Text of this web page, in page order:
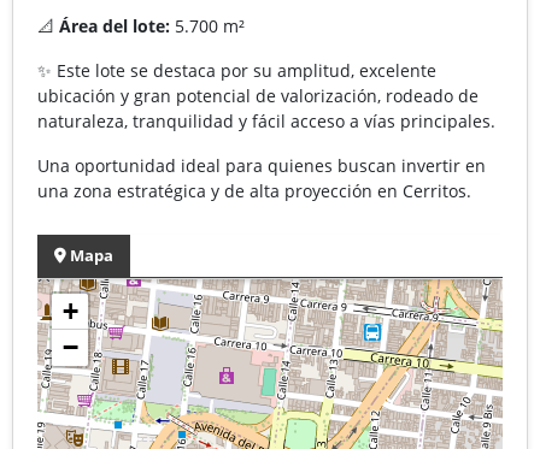
📐 Área del lote: 5.700 m²
✨ Este lote se destaca por su amplitud, excelente
ubicación y gran potencial de valorización, rodeado de
naturaleza, tranquilidad y fácil acceso a vías principales.
Una oportunidad ideal para quienes buscan invertir en
una zona estratégica y de alta proyección en Cerritos.
Mapa
+
−